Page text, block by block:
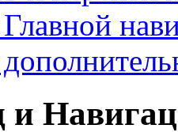
и